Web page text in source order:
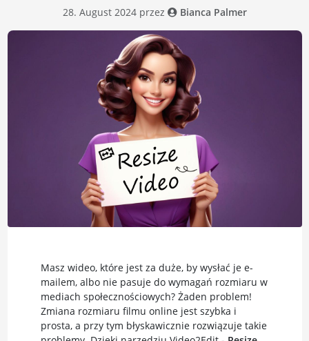
28. August 2024 przez Bianca Palmer
Masz wideo, które jest za duże, by wysłać je e-
mailem, albo nie pasuje do wymagań rozmiaru w
mediach społecznościowych? Żaden problem!
Zmiana rozmiaru filmu online jest szybka i
prosta, a przy tym błyskawicznie rozwiązuje takie